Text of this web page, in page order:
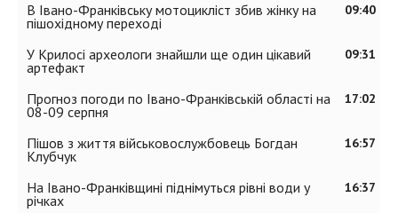
09:40
В Івано-Франківську мотоцикліст збив жінку на
пішохідному переході
09:31
У Крилосі археологи знайшли ще один цікавий
артефакт
17:02
Прогноз погоди по Івано-Франківській області на
08-09 серпня
16:57
Пішов з життя військовослужбовець Богдан
Клубчук
16:37
На Івано-Франківщині піднімуться рівні води у
річках